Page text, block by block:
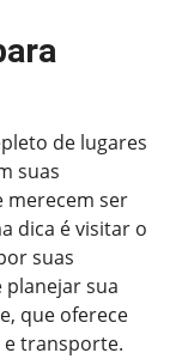
de lugares
suas
merecem ser
dica é visitar o
suas
sua
que oferece
transporte.